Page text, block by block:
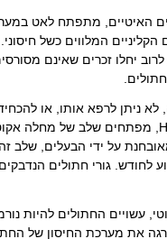
האיטיים, מתפתח לאט
המלווים כשל
הגדולים מ 6 שנים, לרוב יחלו זכרים
על ידי הבעלים, שלב
לחודש. גורי חתולים
את מערכת החיסון של